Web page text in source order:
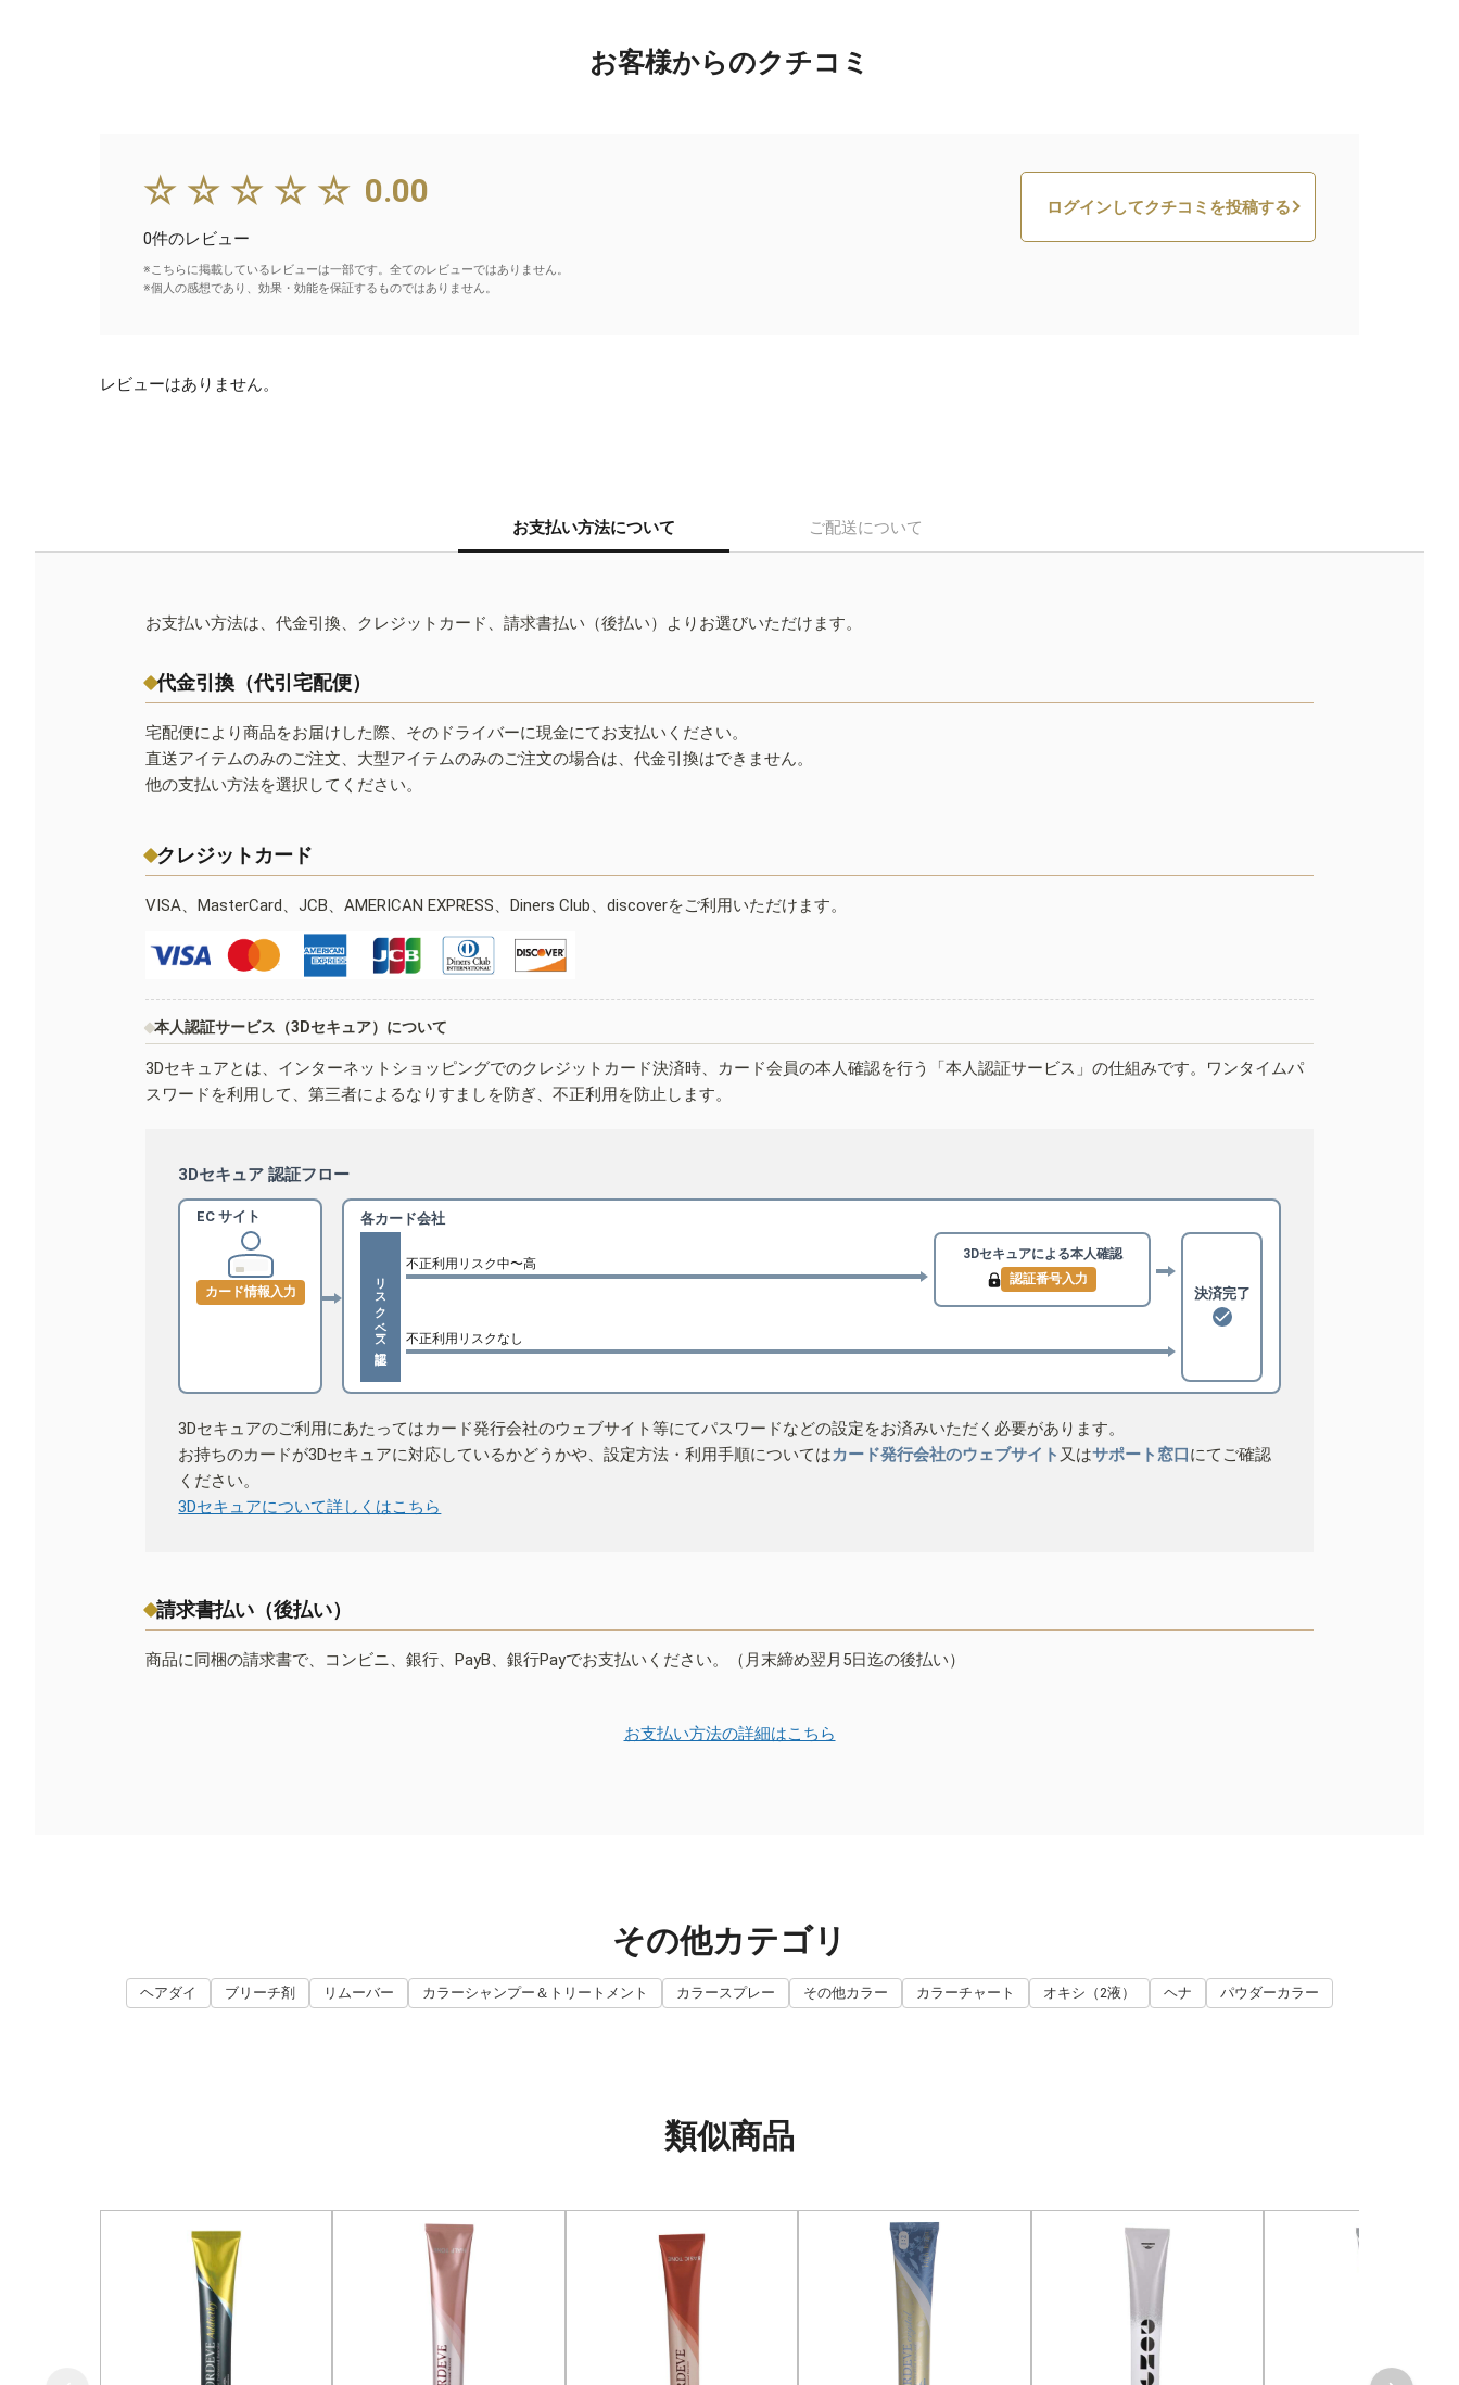
お客様からのクチコミ
☆☆☆☆☆ 0.00
0件のレビュー
※こちらに掲載しているレビューは一部です。全てのレビューではありません。
※個人の感想であり、効果・効能を保証するものではありません。
ログインしてクチコミを投稿する
レビューはありません。
お支払い方法について ご配送について
お支払い方法は、代金引換、クレジットカード、請求書払い（後払い）よりお選びいただけます。
代金引換（代引宅配便）
宅配便により商品をお届けした際、そのドライバーに現金にてお支払いください。
直送アイテムのみのご注文、大型アイテムのみのご注文の場合は、代金引換はできません。
他の支払い方法を選択してください。
クレジットカード
VISA、MasterCard、JCB、AMERICAN EXPRESS、Diners Club、discoverをご利用いただけます。
本人認証サービス（3Dセキュア）について
3Dセキュアとは、インターネットショッピングでのクレジットカード決済時、カード会員の本人確認を行う「本人認証サービス」の仕組みです。ワンタイムパ
スワードを利用して、第三者によるなりすましを防ぎ、不正利用を防止します。
3Dセキュア 認証フロー
EC サイト
カード情報入力
各カード会社
リスクベース認証
不正利用リスク中〜高
3Dセキュアによる本人確認
認証番号入力
不正利用リスクなし
決済完了
3Dセキュアのご利用にあたってはカード発行会社のウェブサイト等にてパスワードなどの設定をお済みいただく必要があります。
お持ちのカードが3Dセキュアに対応しているかどうかや、設定方法・利用手順についてはカード発行会社のウェブサイト 又はサポート窓口にてご確認
ください。
3Dセキュアについて詳しくはこちら
請求書払い（後払い）
商品に同梱の請求書で、コンビニ、銀行、PayB、銀行Payでお支払いください。（月末締め翌月5日迄の後払い）
お支払い方法の詳細はこちら
その他カテゴリ
ヘアダイ ブリーチ剤 リムーバー カラーシャンプー＆トリートメント カラースプレー その他カラー カラーチャート オキシ（2液） ヘナ パウダーカラー
類似商品